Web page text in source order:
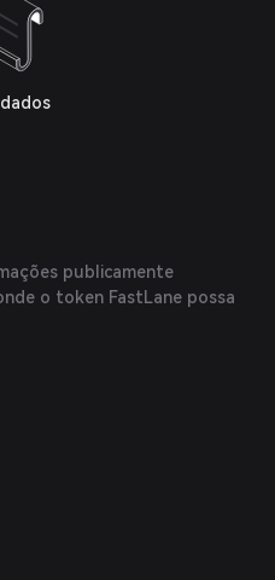
publicamente
o token FastLane possa